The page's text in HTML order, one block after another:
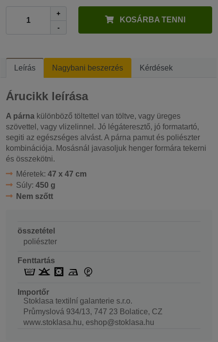
+
-
KOSÁRBA TENNI
Leírás Nagybani beszerzés Kérdések
Árucikk leírása
A párna különböző töltettel van töltve, vagy üreges
szövettel, vagy vlizelinnel. Jó légáteresztő, jó formatartó,
segiti az egészséges alvást. A párna pamut és poliészter
kombinációja. Mosásnál javasoljuk henger formára tekerni
és összekötni.
Méretek: 47 x 47 cm
Súly: 450 g
Nem szőtt
összetétel
poliészter
Fenttartás
Importőr
Stoklasa textilní galanterie s.r.o.
Průmyslová 934/13, 747 23 Bolatice, CZ
www.stoklasa.hu, eshop@stoklasa.hu